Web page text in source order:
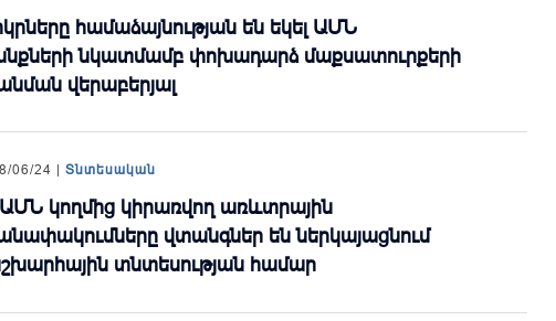
համաձայնության են եկել ԱՄՆ
նկատմամբ փոխադարձ մաքսատուրքերի
վերաբերյալ
06/24 | Տնտեսական
կողմից կիրառվող առևտրային
վտանգներ են ներկայացնում
տնտեսության համար